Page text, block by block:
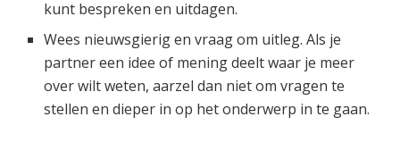
kunt bespreken en uitdagen.
Wees nieuwsgierig en vraag om uitleg. Als je
partner een idee of mening deelt waar je meer
over wilt weten, aarzel dan niet om vragen te
stellen en dieper in op het onderwerp in te gaan.